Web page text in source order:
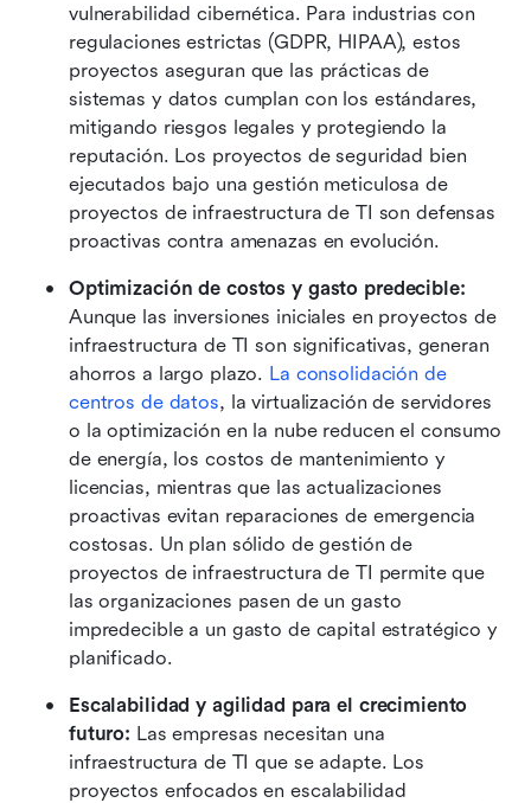
vulnerabilidad cibernética. Para industrias con
regulaciones estrictas (GDPR, HIPAA), estos
proyectos aseguran que las prácticas de
sistemas y datos cumplan con los estándares,
mitigando riesgos legales y protegiendo la
reputación. Los proyectos de seguridad bien
ejecutados bajo una gestión meticulosa de
proyectos de infraestructura de TI son defensas
proactivas contra amenazas en evolución.
Optimización de costos y gasto predecible:
Aunque las inversiones iniciales en proyectos de
infraestructura de TI son significativas, generan
ahorros a largo plazo. La consolidación de
centros de datos, la virtualización de servidores
o la optimización en la nube reducen el consumo
de energía, los costos de mantenimiento y
licencias, mientras que las actualizaciones
proactivas evitan reparaciones de emergencia
costosas. Un plan sólido de gestión de
proyectos de infraestructura de TI permite que
las organizaciones pasen de un gasto
impredecible a un gasto de capital estratégico y
planificado.
Escalabilidad y agilidad para el crecimiento
futuro: Las empresas necesitan una
infraestructura de TI que se adapte. Los
proyectos enfocados en escalabilidad